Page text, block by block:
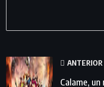
ANTERIOR
Calame,